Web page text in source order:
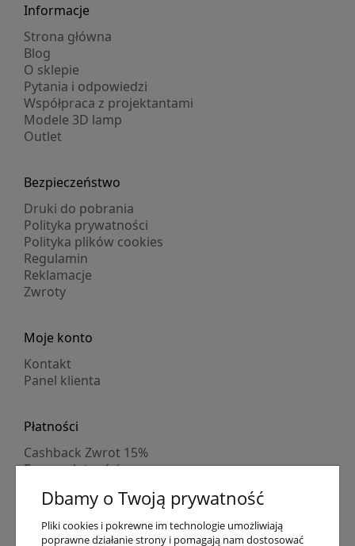
Informacje
Strona główna
Blog
O sklepie
Pytania i odpowiedzi
Współpraca z projektantami
Modele 3D lamp
Outlet
Bezpieczeństwo
Druki do pobrania
Polityka prywatności
Polityka plików cookies
Regulamin
Reklamacje
Zwroty
Moje konto
Kontakt
Panel klienta
Płatności
Cashback Zwrot 15%
Formy płatności
Numer konta
PayPo kupujesz, nie płacisz
Progi rabatowe
Dbamy o Twoją prywatność
Pliki cookies i pokrewne im technologie umożliwiają
poprawne działanie strony i pomagają nam dostosować